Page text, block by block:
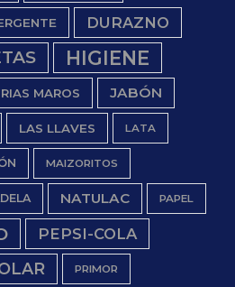
DURAZNO
HIGIENE
MAROS JABÓN
LAS LLAVES LATA
MAIZORITOS
NATULAC PAPEL
PEPSI-COLA
PRIMOR